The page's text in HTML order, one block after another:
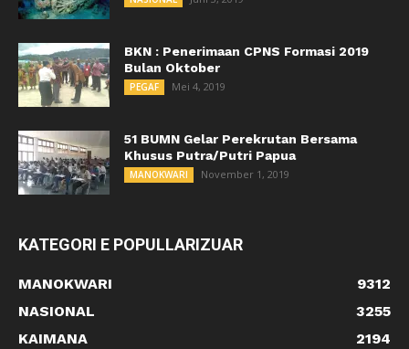
BKN : Penerimaan CPNS Formasi 2019
Bulan Oktober
PEGAF Mei 4, 2019
51 BUMN Gelar Perekrutan Bersama
Khusus Putra/Putri Papua
MANOKWARI November 1, 2019
KATEGORI E POPULLARIZUAR
MANOKWARI
9312
NASIONAL
3255
KAIMANA
2194